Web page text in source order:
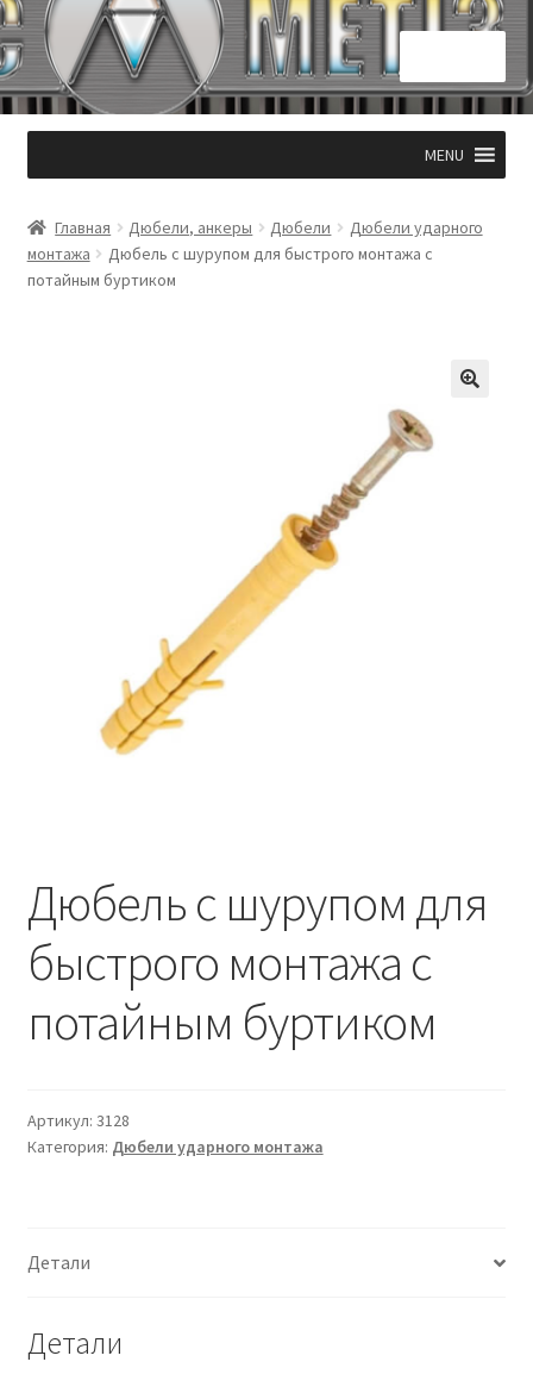
Перейти
навигации
Перейти
содержимому
Главная
КОНТАКТЫ 050 331 53 94
Корзина
MENU
Главная Дюбели, анкеры Дюбели
Дюбели ударного
монтажа
Дюбель с шурупом для быстрого монтажа с
потайным буртиком
Дюбель с шурупом для
быстрого монтажа с
потайным буртиком
Артикул: 3128
Категория: Дюбели ударного монтажа
Детали
Детали